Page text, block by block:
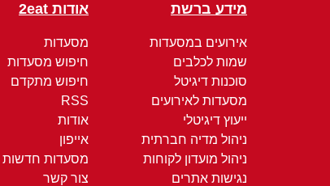
מידע ברשת
אירועים במסעדות
שמות לכלבים
סוכנות דיגיטל
מסעדות לאירועים
ייעוץ דיגיטלי
ניהול מדיה חברתית
ניהול מועדון לקוחות
נגישות אתרים
אודות 2eat
מסעדות
חיפוש מסעדות
חיפוש מתקדם
RSS
אודות
אייפון
מסעדות חדשות
צור קשר